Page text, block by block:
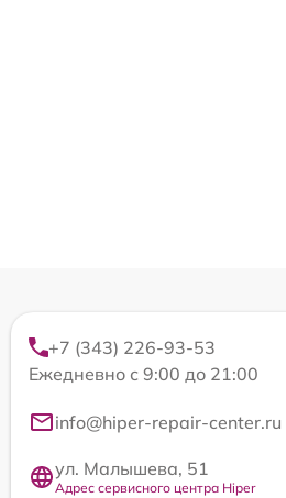
+7 (343) 226-93-53
Ежедневно с 9:00 до 21:00
info@hiper-repair-center.ru
ул. Малышева, 51
Адрес сервисного центра Hiper